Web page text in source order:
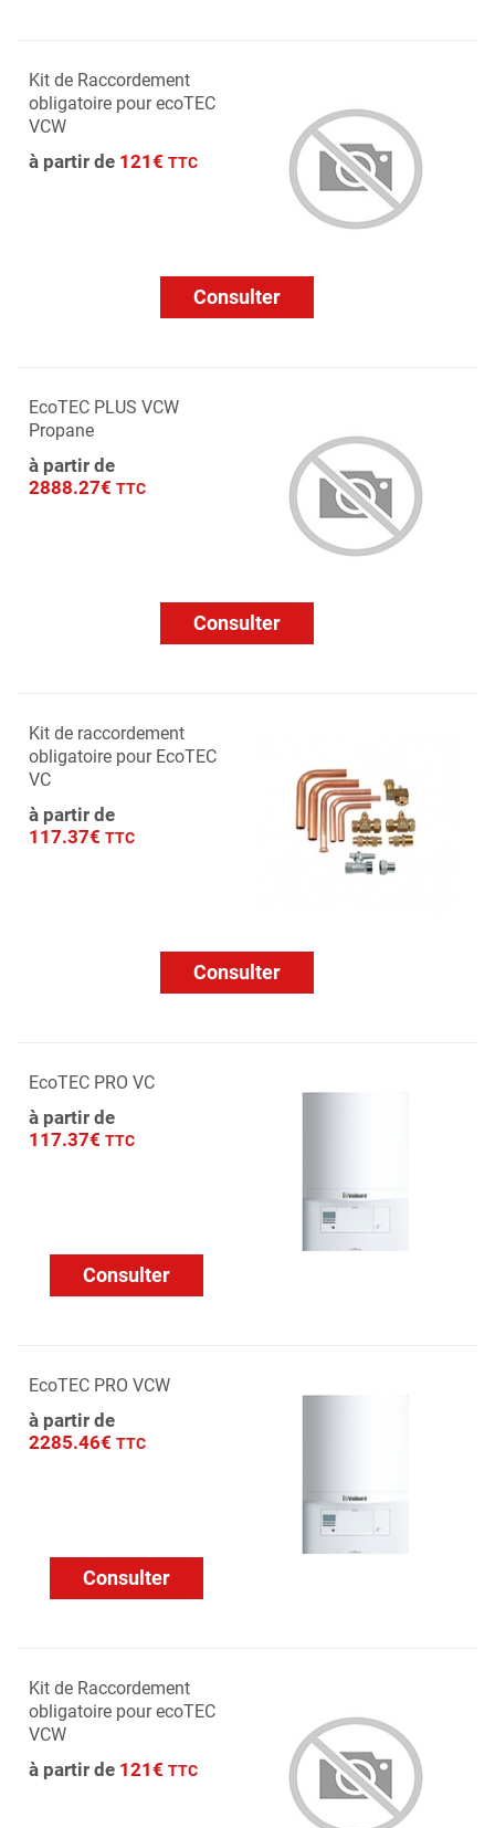
Kit de Raccordement
obligatoire pour ecoTEC
VCW
à partir de 121€ TTC
Consulter
EcoTEC PLUS VCW
Propane
à partir de
2888.27€ TTC
Consulter
Kit de raccordement
obligatoire pour EcoTEC
VC
à partir de
117.37€ TTC
Consulter
EcoTEC PRO VC
à partir de
117.37€ TTC
Consulter
EcoTEC PRO VCW
à partir de
2285.46€ TTC
Consulter
Kit de Raccordement
obligatoire pour ecoTEC
VCW
à partir de 121€ TTC